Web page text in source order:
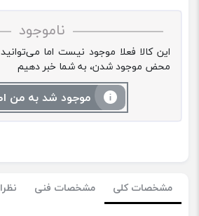
ناموجود
این کالا فعلا موجود نیست اما می‌توانید
محض موجود شدن، به شما خبر دهیم
موجود شد به من
مشخصات کلی مشخصات فنی